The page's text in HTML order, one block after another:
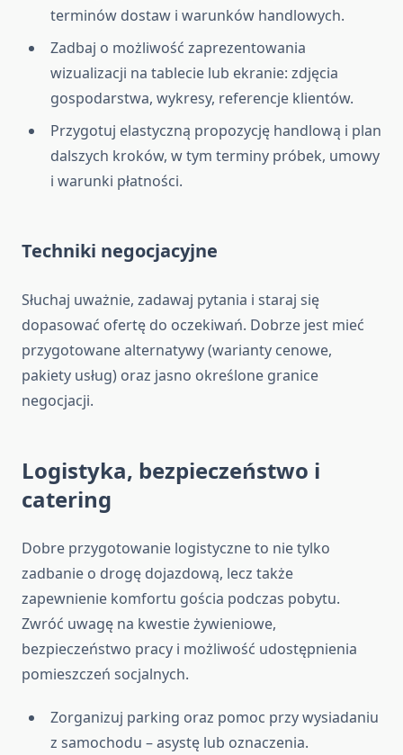
terminów dostaw i warunków handlowych.
Zadbaj o możliwość zaprezentowania
wizualizacji na tablecie lub ekranie: zdjęcia
gospodarstwa, wykresy, referencje klientów.
Przygotuj elastyczną propozycję handlową i plan
dalszych kroków, w tym terminy próbek, umowy
i warunki płatności.
Techniki negocjacyjne
Słuchaj uważnie, zadawaj pytania i staraj się
dopasować ofertę do oczekiwań. Dobrze jest mieć
przygotowane alternatywy (warianty cenowe,
pakiety usług) oraz jasno określone granice
negocjacji.
Logistyka, bezpieczeństwo i
catering
Dobre przygotowanie logistyczne to nie tylko
zadbanie o drogę dojazdową, lecz także
zapewnienie komfortu gościa podczas pobytu.
Zwróć uwagę na kwestie żywieniowe,
bezpieczeństwo pracy i możliwość udostępnienia
pomieszczeń socjalnych.
Zorganizuj parking oraz pomoc przy wysiadaniu
z samochodu – asystę lub oznaczenia.